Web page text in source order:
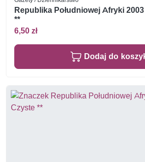
Republika Południowej Afryki
**
6,50 zł
Dodaj do